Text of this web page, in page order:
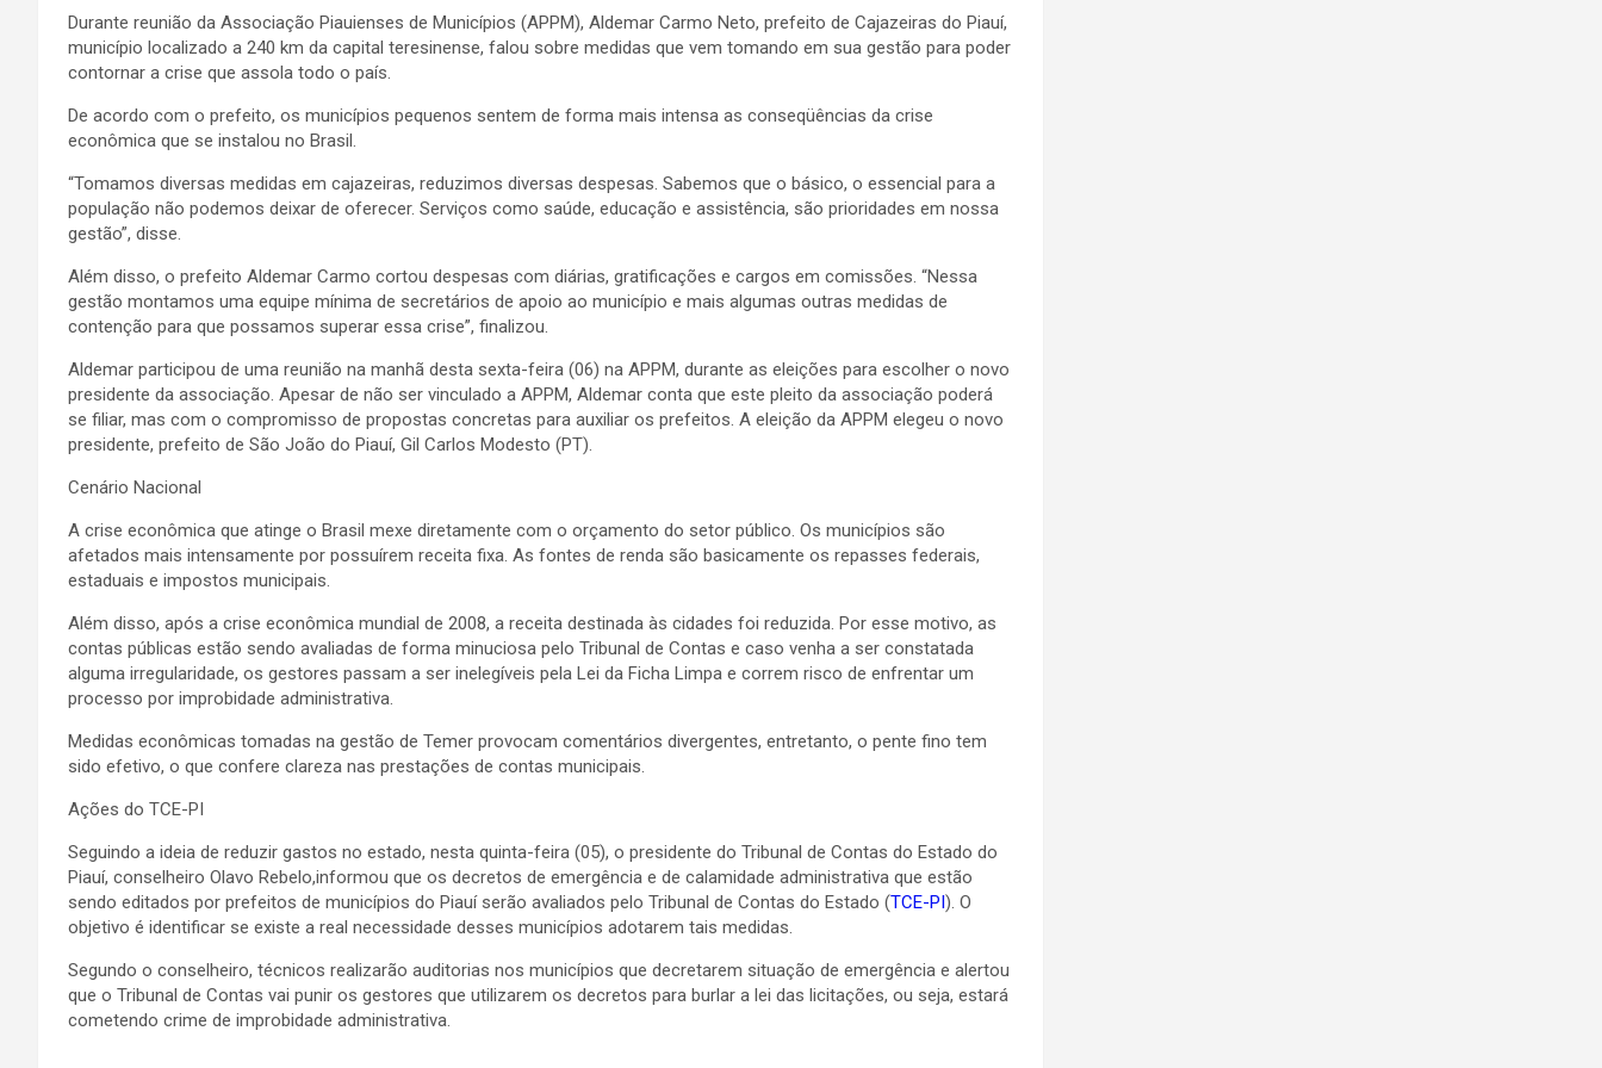
Durante reunião da Associação Piauienses de Municípios (APPM), Aldemar Carmo Neto, prefeito de Cajazeiras do Piauí,
município localizado a 240 km da capital teresinense, falou sobre medidas que vem tomando em sua gestão para poder
contornar a crise que assola todo o país.
De acordo com o prefeito, os municípios pequenos sentem de forma mais intensa as conseqüências da crise
econômica que se instalou no Brasil.
“Tomamos diversas medidas em cajazeiras, reduzimos diversas despesas. Sabemos que o básico, o essencial para a
população não podemos deixar de oferecer. Serviços como saúde, educação e assistência, são prioridades em nossa
gestão”, disse.
Além disso, o prefeito Aldemar Carmo cortou despesas com diárias, gratificações e cargos em comissões. “Nessa
gestão montamos uma equipe mínima de secretários de apoio ao município e mais algumas outras medidas de
contenção para que possamos superar essa crise”, finalizou.
Aldemar participou de uma reunião na manhã desta sexta-feira (06) na APPM, durante as eleições para escolher o novo
presidente da associação. Apesar de não ser vinculado a APPM, Aldemar conta que este pleito da associação poderá
se filiar, mas com o compromisso de propostas concretas para auxiliar os prefeitos. A eleição da APPM elegeu o novo
presidente, prefeito de São João do Piauí, Gil Carlos Modesto (PT).
Cenário Nacional
A crise econômica que atinge o Brasil mexe diretamente com o orçamento do setor público. Os municípios são
afetados mais intensamente por possuírem receita fixa. As fontes de renda são basicamente os repasses federais,
estaduais e impostos municipais.
Além disso, após a crise econômica mundial de 2008, a receita destinada às cidades foi reduzida. Por esse motivo, as
contas públicas estão sendo avaliadas de forma minuciosa pelo Tribunal de Contas e caso venha a ser constatada
alguma irregularidade, os gestores passam a ser inelegíveis pela Lei da Ficha Limpa e correm risco de enfrentar um
processo por improbidade administrativa.
Medidas econômicas tomadas na gestão de Temer provocam comentários divergentes, entretanto, o pente fino tem
sido efetivo, o que confere clareza nas prestações de contas municipais.
Ações do TCE-PI
Seguindo a ideia de reduzir gastos no estado, nesta quinta-feira (05), o presidente do Tribunal de Contas do Estado do
Piauí, conselheiro Olavo Rebelo,informou que os decretos de emergência e de calamidade administrativa que estão
sendo editados por prefeitos de municípios do Piauí serão avaliados pelo Tribunal de Contas do Estado (TCE-PI). O
objetivo é identificar se existe a real necessidade desses municípios adotarem tais medidas.
Segundo o conselheiro, técnicos realizarão auditorias nos municípios que decretarem situação de emergência e alertou
que o Tribunal de Contas vai punir os gestores que utilizarem os decretos para burlar a lei das licitações, ou seja, estará
cometendo crime de improbidade administrativa.